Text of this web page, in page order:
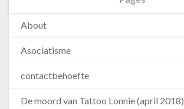
About
Asociatisme
contactbehoefte
De moord van Tattoo Lonnie (april 2018)